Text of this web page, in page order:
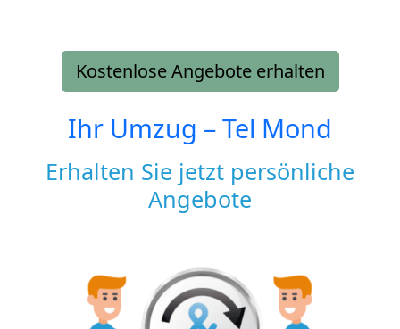
Kostenlose Angebote erhalten
Ihr Umzug –Tel Mond
Erhalten Sie jetzt persönliche
Angebote